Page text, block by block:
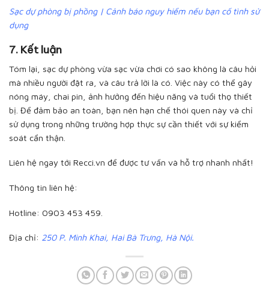
Sạc dự phòng bị phồng | Cảnh báo nguy hiểm nếu bạn cố tình sử
dụng
7. Kết luận
Tóm lại, sạc dự phòng vừa sạc vừa chơi có sao không là câu hỏi
mà nhiều người đặt ra, và câu trả lời là có. Việc này có thể gây
nóng máy, chai pin, ảnh hưởng đến hiệu năng và tuổi thọ thiết
bị. Để đảm bảo an toàn, bạn nên hạn chế thói quen này và chỉ
sử dụng trong những trường hợp thực sự cần thiết với sự kiểm
soát cẩn thận.
Liên hệ ngay tới Recci.vn để được tư vấn và hỗ trợ nhanh nhất!
Thông tin liên hệ:
Hotline: 0903 453 459.
Địa chỉ: 250 P. Minh Khai, Hai Bà Trưng, Hà Nội.